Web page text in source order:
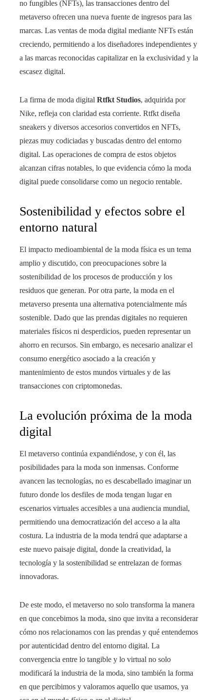
no fungibles (NFTs), las transacciones dentro del
metaverso ofrecen una nueva fuente de ingresos para las
marcas. Las ventas de moda digital mediante NFTs están
creciendo, permitiendo a los diseñadores independientes y
a las marcas reconocidas capitalizar en la exclusividad y la
escasez digital.
La firma de moda digital Rtfkt Studios, adquirida por
Nike, refleja con claridad esta corriente. Rtfkt diseña
sneakers y diversos accesorios convertidos en NFTs,
piezas muy codiciadas y buscadas dentro del entorno
digital. Las operaciones de compra de estos objetos
alcanzan cifras notables, lo que evidencia cómo la moda
digital puede consolidarse como un negocio rentable.
Sostenibilidad y efectos sobre el
entorno natural
El impacto medioambiental de la moda física es un tema
amplio y discutido, con preocupaciones sobre la
sostenibilidad de los procesos de producción y los
residuos que generan. Por otra parte, la moda en el
metaverso presenta una alternativa potencialmente más
sostenible. Dado que las prendas digitales no requieren
materiales físicos ni desperdicios, pueden representar un
ahorro en recursos. Sin embargo, es necesario analizar el
consumo energético asociado a la creación y
mantenimiento de estos mundos virtuales y de las
transacciones con criptomonedas.
La evolución próxima de la moda
digital
El metaverso continúa expandiéndose, y con él, las
posibilidades para la moda son inmensas. Conforme
avancen las tecnologías, no es descabellado imaginar un
futuro donde los desfiles de moda tengan lugar en
escenarios virtuales accesibles a una audiencia mundial,
permitiendo una democratización del acceso a la alta
costura. La industria de la moda tendrá que adaptarse a
este nuevo paisaje digital, donde la creatividad, la
tecnología y la sostenibilidad se entrelazan de formas
innovadoras.
De este modo, el metaverso no solo transforma la manera
en que concebimos la moda, sino que invita a reconsiderar
cómo nos relacionamos con las prendas y qué entendemos
por autenticidad dentro del entorno digital. La
convergencia entre lo tangible y lo virtual no solo
modificará la industria de la moda, sino también la forma
en que percibimos y valoramos aquello que usamos, ya